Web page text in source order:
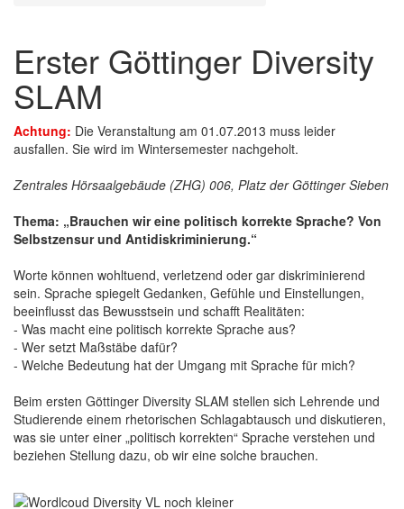
Erster Göttinger Diversity
SLAM
Achtung: Die Veranstaltung am 01.07.2013 muss leider
ausfallen. Sie wird im Wintersemester nachgeholt.
Zentrales Hörsaalgebäude (ZHG) 006, Platz der Göttinger Sieben
Thema: „Brauchen wir eine politisch korrekte Sprache? Von
Selbstzensur und Antidiskriminierung.“
Worte können wohltuend, verletzend oder gar diskriminierend
sein. Sprache spiegelt Gedanken, Gefühle und Einstellungen,
beeinflusst das Bewusstsein und schafft Realitäten:
- Was macht eine politisch korrekte Sprache aus?
- Wer setzt Maßstäbe dafür?
- Welche Bedeutung hat der Umgang mit Sprache für mich?
Beim ersten Göttinger Diversity SLAM stellen sich Lehrende und
Studierende einem rhetorischen Schlagabtausch und diskutieren,
was sie unter einer „politisch korrekten“ Sprache verstehen und
beziehen Stellung dazu, ob wir eine solche brauchen.